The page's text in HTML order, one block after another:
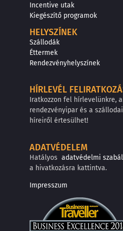
Incentive utak
Kiegészítő programok
HELYSZÍNEK
Szállodák
Éttermek
Rendezvényhelyszínek
HÍRLEVÉL
Iratkozzon fel hírlevelünkre,
rendezvényipar és a
híreiről értesülhet!
ADATVÉDELEM
Hatályos adatvédelmi
a hivatkozásra kattintva.
Impresszum